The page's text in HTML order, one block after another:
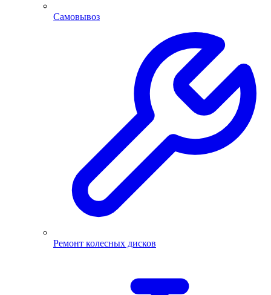
Самовывоз
Ремонт колесных дисков